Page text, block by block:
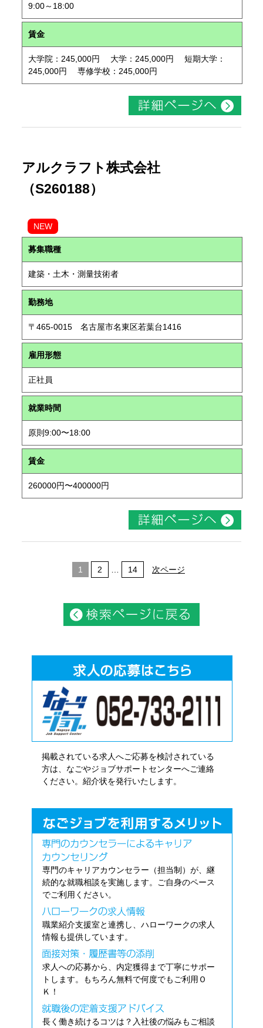
9:00～18:00
賃金
大学院：245,000円 大学：245,000円 短期大学：
245,000円 専修学校：245,000円
アルクラフト株式会社
（S260188）
NEW
募集職種
建築・土木・測量技術者
勤務地
〒465-0015 名古屋市名東区若葉台1416
雇用形態
正社員
就業時間
原則9:00〜18:00
賃金
260000円〜400000円
1 2 14 次ページ
掲載されている求人へご応募を検討されている
方は、なごやジョブサポートセンターへご連絡
ください。紹介状を発行いたします。
専門のキャリアカウンセラー（担当制）が、継
続的な就職相談を実施します。ご自身のペース
でご利用ください。
職業紹介支援室と連携し、ハローワークの求人
情報も提供しています。
求人への応募から、内定獲得まで丁寧にサポー
トします。もちろん無料で何度でもご利用Ｏ
Ｋ！
長く働き続けるコツは？入社後の悩みもご相談